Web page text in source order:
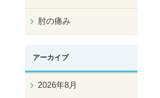
肘の痛み
アーカイブ
2026年8月